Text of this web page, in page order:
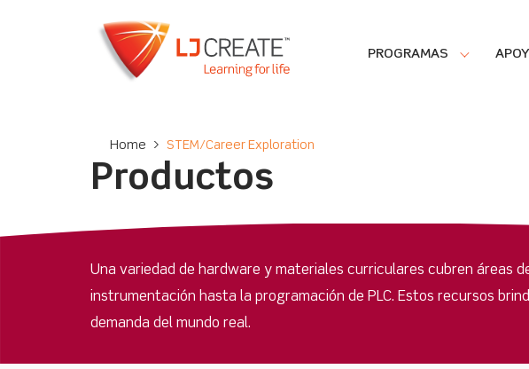
PROGRAMAS
Home > STEM/Career Exploration
Productos
Una variedad de hardware y materiales curriculares cubren áreas
instrumentación hasta la programación de PLC. Estos recursos
demanda del mundo real.